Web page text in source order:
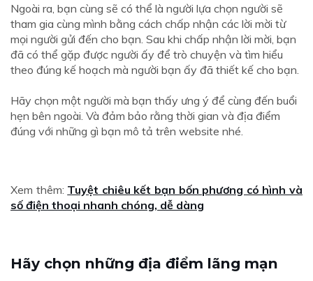
Ngoài ra, bạn cùng sẽ có thể là người lựa chọn người sẽ
tham gia cùng mình bằng cách chấp nhận các lời mời từ
mọi người gửi đến cho bạn. Sau khi chấp nhận lời mời, bạn
đã có thể gặp được người ấy để trò chuyện và tìm hiểu
theo đúng kế hoạch mà người bạn ấy đã thiết kế cho bạn.
Hãy chọn một người mà bạn thấy ưng ý để cùng đến buổi
hẹn bên ngoài. Và đảm bảo rằng thời gian và địa điểm
đúng với những gì bạn mô tả trên website nhé.
Xem thêm: Tuyệt chiêu kết bạn bốn phương có hình và
số điện thoại nhanh chóng, dễ dàng
Hãy chọn những địa điểm lãng mạn